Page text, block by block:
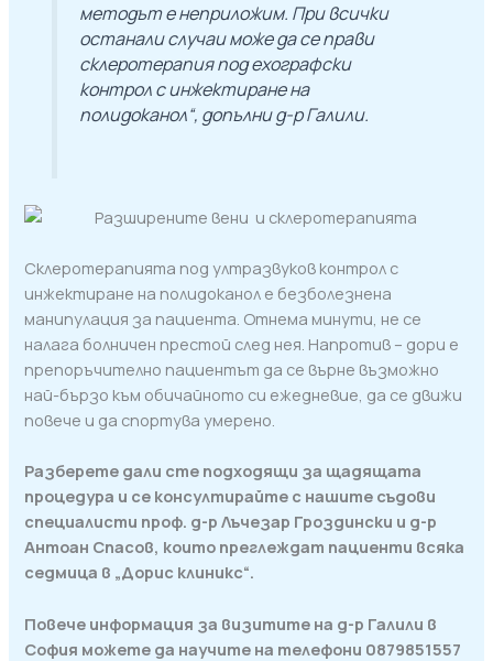
методът е неприложим. При всички
останали случаи може да се прави
склеротерапия под ехографски
контрол с инжектиране на
полидоканол“, допълни д-р Галили.
Склеротерапията под ултразвуков контрол с
инжектиране на полидоканол е безболезнена
манипулация за пациента. Отнема минути, не се
налага болничен престой след нея. Напротив – дори е
препоръчително пациентът да се върне възможно
най-бързо към обичайното си ежедневие, да се движи
повече и да спортува умерено.
Разберете дали сте подходящи за щадящата
процедура и се консултирайте с нашите съдови
специалисти проф. д-р Лъчезар Гроздински и д-р
Антоан Спасов, които преглеждат пациенти всяка
седмица в „Дорис клиникс“.
Повече информация за визитите на д-р Галили в
София можете да научите на телефони 0879851557